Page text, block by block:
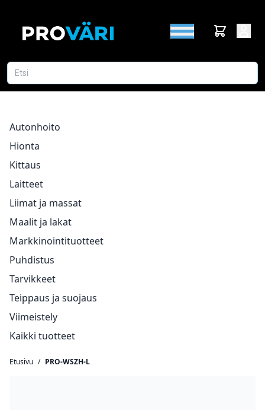
Autonhoito
Hionta
Kittaus
Laitteet
Liimat ja massat
Maalit ja lakat
Markkinointituotteet
Puhdistus
Tarvikkeet
Teippaus ja suojaus
Viimeistely
Kaikki tuotteet
Etusivu / PRO-WSZH-L